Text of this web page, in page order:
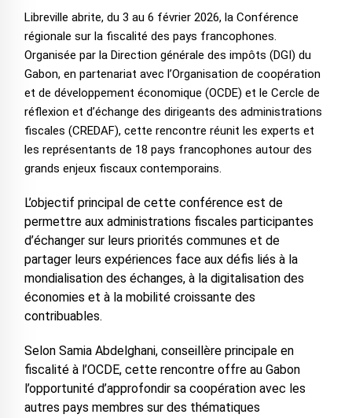
Libreville abrite, du 3 au 6 février 2026, la Conférence
régionale sur la fiscalité des pays francophones.
Organisée par la Direction générale des impôts (DGI) du
Gabon, en partenariat avec l’Organisation de coopération
et de développement économique (OCDE) et le Cercle de
réflexion et d’échange des dirigeants des administrations
fiscales (CREDAF), cette rencontre réunit les experts et
les représentants de 18 pays francophones autour des
grands enjeux fiscaux contemporains.
L’objectif principal de cette conférence est de
permettre aux administrations fiscales participantes
d’échanger sur leurs priorités communes et de
partager leurs expériences face aux défis liés à la
mondialisation des échanges, à la digitalisation des
économies et à la mobilité croissante des
contribuables.
Selon Samia Abdelghani, conseillère principale en
fiscalité à l’OCDE, cette rencontre offre au Gabon
l’opportunité d’approfondir sa coopération avec les
autres pays membres sur des thématiques